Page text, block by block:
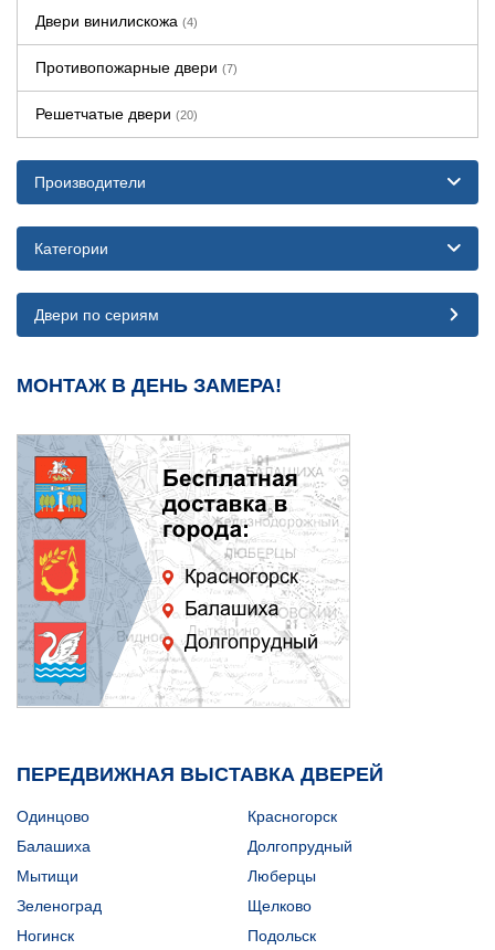
Двери винилискожа (4)
Противопожарные двери (7)
Решетчатые двери (20)
Производители
Категории
Двери по сериям
МОНТАЖ В ДЕНЬ ЗАМЕРА!
ПЕРЕДВИЖНАЯ ВЫСТАВКА ДВЕРЕЙ
Одинцово
Красногорск
Балашиха
Долгопрудный
Мытищи
Люберцы
Зеленоград
Щелково
Ногинск
Подольск